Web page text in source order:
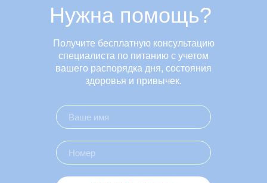
Нужна помощь?
Получите бесплатную консультацию
специалиста по питанию с учетом
вашего распорядка дня, состояния
здоровья и привычек.